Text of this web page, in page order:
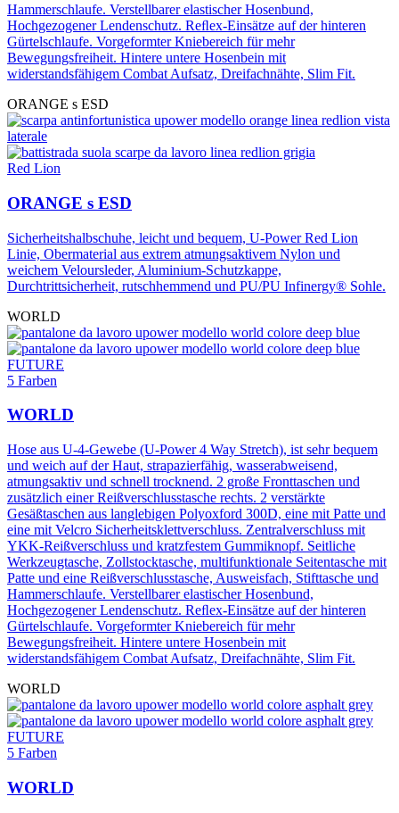
Hammerschlaufe. Verstellbarer elastischer Hosenbund,
Hochgezogener Lendenschutz. Reﬂex-Einsätze auf der hinteren
Gürtelschlaufe. Vorgeformter Kniebereich für mehr
Bewegungsfreiheit. Hintere untere Hosenbein mit
widerstandsfähigem Combat Aufsatz, Dreifachnähte, Slim Fit.
ORANGE s ESD
Red Lion
ORANGE s ESD
Sicherheitshalbschuhe, leicht und bequem, U-Power Red Lion
Linie, Obermaterial aus extrem atmungsaktivem Nylon und
weichem Veloursleder, Aluminium-Schutzkappe,
Durchtrittsicherheit, rutschhemmend und PU/PU Infinergy® Sohle.
WORLD
FUTURE
5 Farben
WORLD
Hose aus U-4-Gewebe (U-Power 4 Way Stretch), ist sehr bequem
und weich auf der Haut, strapazierfähig, wasserabweisend,
atmungsaktiv und schnell trocknend. 2 große Fronttaschen und
zusätzlich einer Reißverschlusstasche rechts. 2 verstärkte
Gesäßtaschen aus langlebigen Polyoxford 300D, eine mit Patte und
eine mit Velcro Sicherheitsklettverschluss. Zentralverschluss mit
YKK-Reißverschluss und kratzfestem Gummiknopf. Seitliche
Werkzeugtasche, Zollstocktasche, multifunktionale Seitentasche mit
Patte und eine Reißverschlusstasche, Ausweisfach, Stifttasche und
Hammerschlaufe. Verstellbarer elastischer Hosenbund,
Hochgezogener Lendenschutz. Reﬂex-Einsätze auf der hinteren
Gürtelschlaufe. Vorgeformter Kniebereich für mehr
Bewegungsfreiheit. Hintere untere Hosenbein mit
widerstandsfähigem Combat Aufsatz, Dreifachnähte, Slim Fit.
WORLD
FUTURE
5 Farben
WORLD